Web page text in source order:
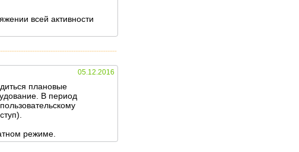
всей активности
05.12.2016
плановые
В период
режиме.